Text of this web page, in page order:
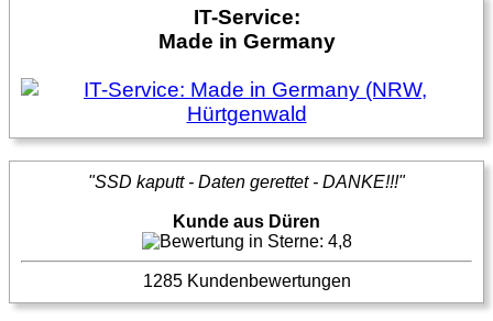
IT-Service:
Made in Germany
"SSD kaputt - Daten gerettet - DANKE!!!"
Kunde aus Düren
1285 Kundenbewertungen